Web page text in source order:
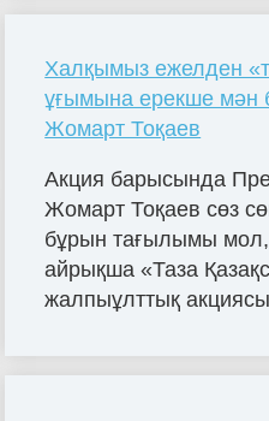
Халқымыз ежелден
ұғымына ерекше мән
Жомарт Тоқаев
Акция барысында
Жомарт Тоқаев сөз
бұрын тағылымы
айрықша «Таза
жалпыұлттық